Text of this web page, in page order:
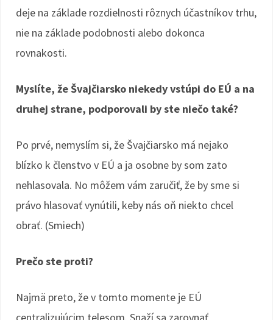
deje na základe rozdielnosti rôznych účastníkov trhu,
nie na základe podobnosti alebo dokonca
rovnakosti.
Myslíte, že Švajčiarsko niekedy vstúpi do EÚ a na
druhej strane, podporovali by ste niečo také?
Po prvé, nemyslím si, že Švajčiarsko má nejako
blízko k členstvo v EÚ a ja osobne by som zato
nehlasovala. No môžem vám zaručiť, že by sme si
právo hlasovať vynútili, keby nás oň niekto chcel
obrať. (Smiech)
Prečo ste proti?
Najmä preto, že v tomto momente je EÚ
centralizujúcim telesom. Snaží sa zarovnať